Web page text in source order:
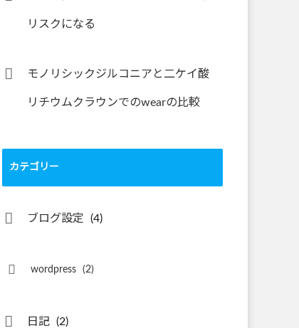
リスクになる
モノリシックジルコニアと二ケイ酸
リチウムクラウンでのwearの比較
カテゴリー
ブログ設定 (4)
wordpress (2)
日記 (2)